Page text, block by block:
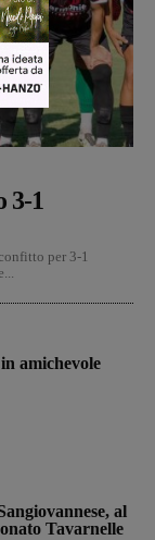
3-1
per 3-1
amichevole
al
Tavarnelle